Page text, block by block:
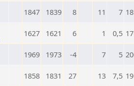
1847 1839 8 11 7
1627 1621 6 1 0,5
1969 1973 -4 7 5
1858 1831 27 13 7,5